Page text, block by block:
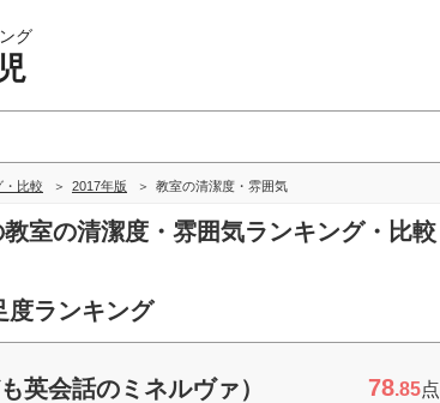
グ
・比較 2017年版 教室の清潔度・雰囲気
教室の清潔度・雰囲気ランキング・比較
度ランキング
英会話のミネルヴァ） 78.85点